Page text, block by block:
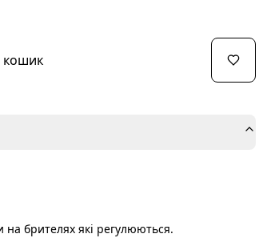
кошик
на брителях які регулюються.